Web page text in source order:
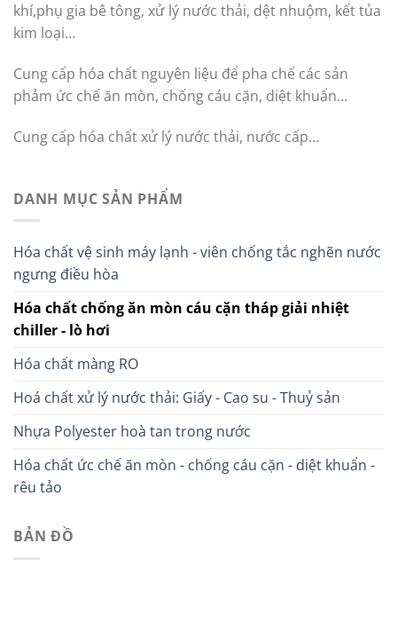
khí,phụ gia bê tông, xử lý nước thải, dệt nhuộm, kết tủa
kim loại…
Cung cấp hóa chất nguyên liệu để pha chế các sản
phảm ức chế ăn mòn, chống cáu cặn, diệt khuẩn…
Cung cấp hóa chất xử lý nước thải, nước cấp…
DANH MỤC SẢN PHẨM
Hóa chất vệ sinh máy lạnh - viên chống tắc nghẽn nước
ngưng điều hòa
Hóa chất chống ăn mòn cáu cặn tháp giải nhiệt
chiller - lò hơi
Hóa chất màng RO
Hoá chất xử lý nước thải: Giấy - Cao su - Thuỷ sản
Nhựa Polyester hoà tan trong nước
Hóa chất ức chế ăn mòn - chống cáu cặn - diệt khuẩn -
rêu tảo
BẢN ĐỒ